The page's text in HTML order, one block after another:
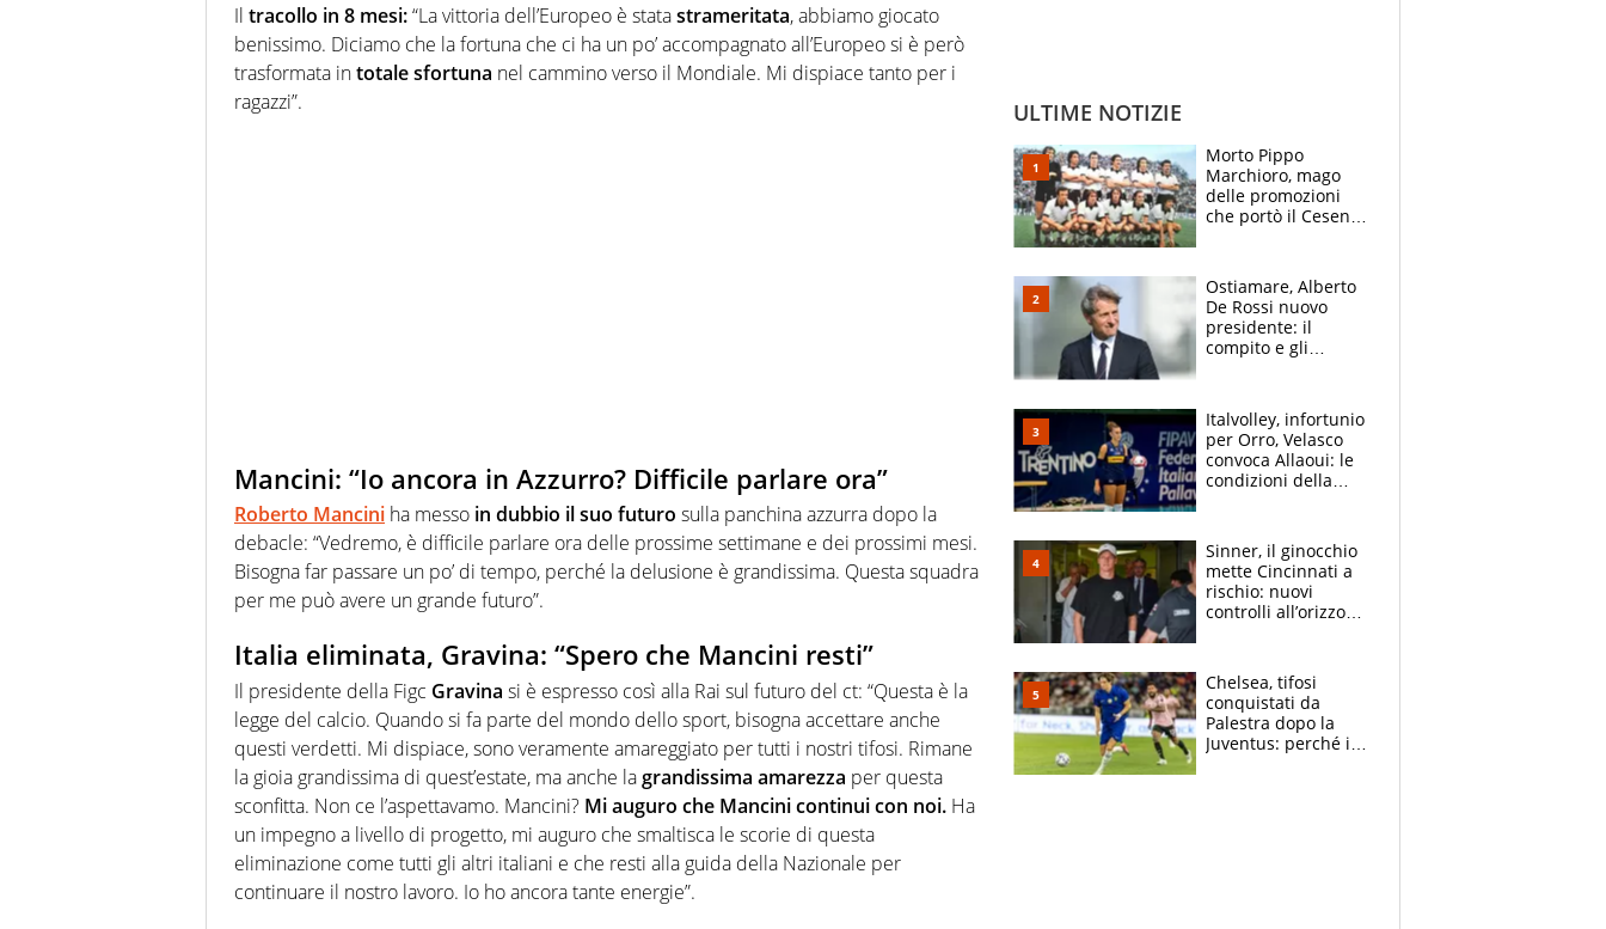
Il tracollo in 8 mesi:“La vittoria dell’Europeo è statastrameritata, abbiamo giocato
benissimo. Diciamo che la fortuna che ci ha un po’ accompagnato all’Europeo si è però
trasformata intotale sfortuna nel cammino verso il Mondiale. Mi dispiace tanto per i
ragazzi”.
Mancini: “Io ancora in Azzurro? Difficile parlare ora”
Roberto Mancini ha messo in dubbio il suo futuro sulla panchina azzurra dopo la
debacle: “Vedremo, è difficile parlare ora delle prossime settimane e dei prossimi mesi.
Bisogna far passare un po’ di tempo, perché la delusione è grandissima. Questa squadra
per me può avere un grande futuro”.
Italia eliminata, Gravina: “Spero che Mancini resti”
Il presidente della Figc Gravina si è espresso così alla Rai sul futuro del ct: “Questa è la
legge del calcio. Quando si fa parte del mondo dello sport, bisogna accettare anche
questi verdetti. Mi dispiace, sono veramente amareggiato per tutti i nostri tifosi. Rimane
la gioia grandissima di quest’estate, ma anche lagrandissima amarezza per questa
sconfitta. Non ce l’aspettavamo. Mancini? Mi auguro che Mancini continui con noi. Ha
un impegno a livello di progetto, mi auguro che smaltisca le scorie di questa
eliminazione come tutti gli altri italiani e che resti alla guida della Nazionale per
continuare il nostro lavoro. Io ho ancora tante energie”.
ULTIME NOTIZIE
Morto Pippo
Marchioro, mago
delle promozioni
che portò il Cesena
di Baresi
Ostiamare, Alberto
De Rossi nuovo
presidente: il
compito e gli
Italvolley, infortunio
per Orro, Velasco
convoca Allaoui: le
condizioni della
Sinner, il ginocchio
mette Cincinnati a
rischio: nuovi
controlli all’orizzonte
Open
Chelsea, tifosi
conquistati da
Palestra dopo la
Juventus: perché i